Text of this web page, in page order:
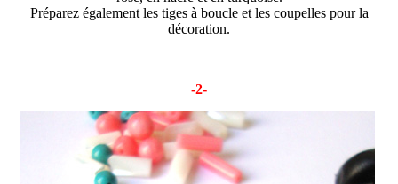
Préparez également les tiges à boucle et les coupelles pour la
décoration.
-2-